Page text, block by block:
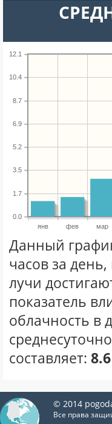
янв фев мар
0.0
1.7
3.5
5.2
6.9
8.7
10.4
12.1
Данный
часов за
лучи
показатель
облачность в
составляет:
© 2014
Все права